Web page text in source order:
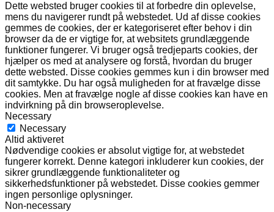
Dette websted bruger cookies til at forbedre din oplevelse,
mens du navigerer rundt på webstedet. Ud af disse cookies
gemmes de cookies, der er kategoriseret efter behov i din
browser da de er vigtige for, at websitets grundlæggende
funktioner fungerer. Vi bruger også tredjeparts cookies, der
hjælper os med at analysere og forstå, hvordan du bruger
dette websted. Disse cookies gemmes kun i din browser med
dit samtykke. Du har også muligheden for at fravælge disse
cookies. Men at fravælge nogle af disse cookies kan have en
indvirkning på din browseroplevelse.
Necessary
Necessary
Altid aktiveret
Nødvendige cookies er absolut vigtige for, at webstedet
fungerer korrekt. Denne kategori inkluderer kun cookies, der
sikrer grundlæggende funktionaliteter og
sikkerhedsfunktioner på webstedet. Disse cookies gemmer
ingen personlige oplysninger.
Non-necessary